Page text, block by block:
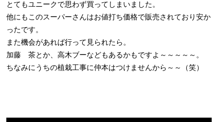
とてもユニークで思わず買ってしまいました。
他にもこのスーパーさんはお値打ち価格で販売されており安か
ったです。
また機会があれば行って見られたら。
加藤 茶とか、高木ブーなどもあるかもですよ～～～～～。
ちなみにうちの植栽工事に仲本はつけませんから～～（笑）